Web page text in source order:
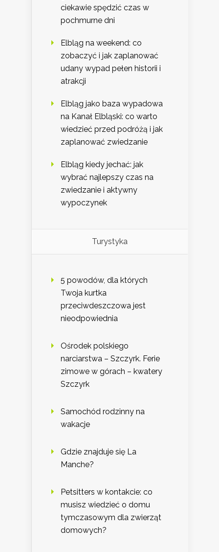
ciekawie spędzić czas w
pochmurne dni
Elbląg na weekend: co
zobaczyć i jak zaplanować
udany wypad pełen historii i
atrakcji
Elbląg jako baza wypadowa
na Kanał Elbląski: co warto
wiedzieć przed podróżą i jak
zaplanować zwiedzanie
Elbląg kiedy jechać: jak
wybrać najlepszy czas na
zwiedzanie i aktywny
wypoczynek
Turystyka
5 powodów, dla których
Twoja kurtka
przeciwdeszczowa jest
nieodpowiednia
Ośrodek polskiego
narciarstwa – Szczyrk. Ferie
zimowe w górach – kwatery
Szczyrk
Samochód rodzinny na
wakacje
Gdzie znajduje się La
Manche?
Petsitters w kontakcie: co
musisz wiedzieć o domu
tymczasowym dla zwierząt
domowych?